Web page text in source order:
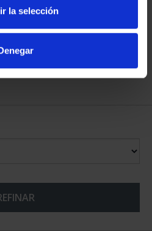
la selecciónCOMPLET...
3.796,00 €